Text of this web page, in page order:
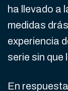
ha llevado a
medidas
experiencia
serie sin que
En